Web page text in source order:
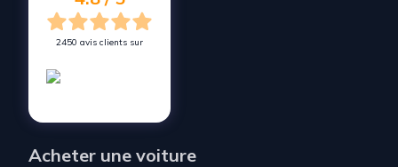
2450 avis clients sur
Acheter une voiture